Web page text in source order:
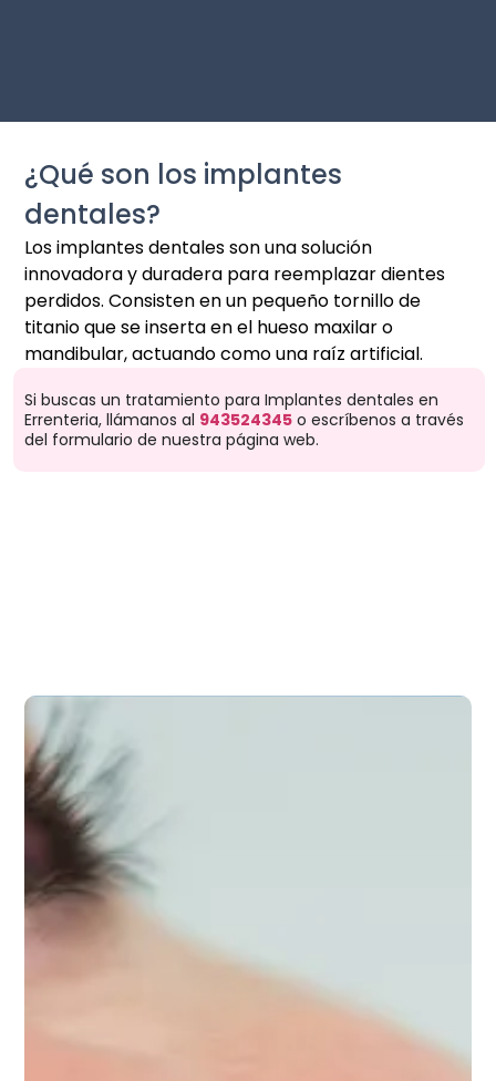
¿Qué son los implantes
dentales?
Los implantes dentales son una solución
innovadora y duradera para reemplazar dientes
perdidos. Consisten en un pequeño tornillo de
titanio que se inserta en el hueso maxilar o
mandibular, actuando como una raíz artificial.
Si buscas un tratamiento para Implantes dentales en
Errenteria, llámanos al 943524345 o escríbenos a través
del formulario de nuestra página web.